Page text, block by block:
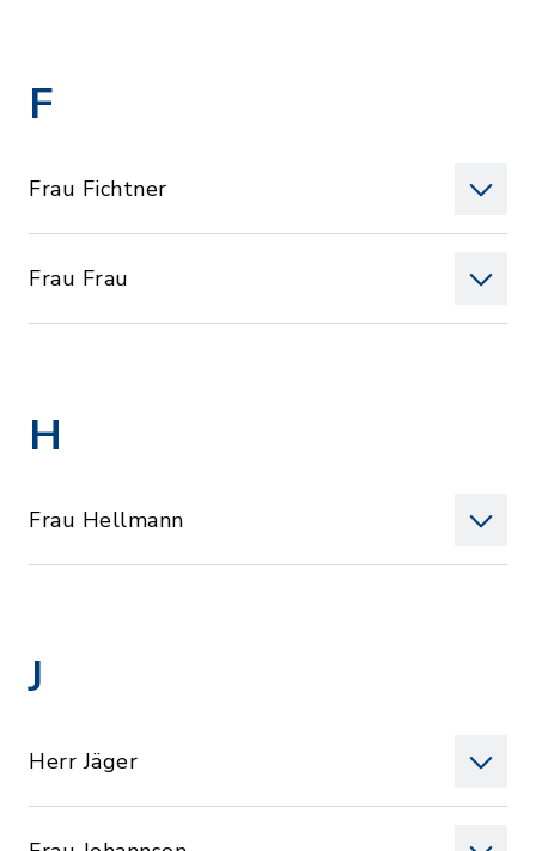
F
Frau Fichtner
Frau Frau
H
Frau Hellmann
J
Herr Jäger